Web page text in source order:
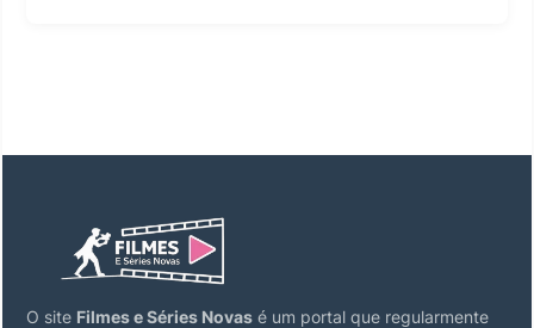
O site Filmes e Séries Novas é um portal que regularmente